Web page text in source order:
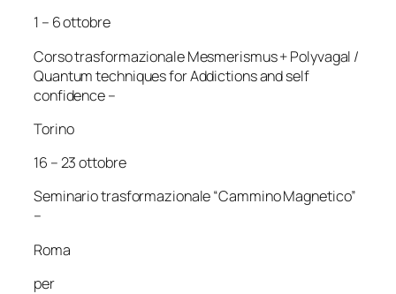
1 – 6 ottobre
Corso trasformazionale Mesmerismus + Polyvagal /
Quantum techniques for Addictions and self
confidence –
Torino
16 – 23 ottobre
Seminario trasformazionale “Cammino Magnetico”
–
Roma
per